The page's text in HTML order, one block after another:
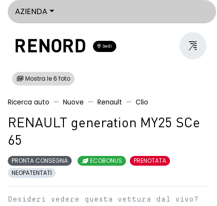
AZIENDA
Sedi
Mostra le 6 foto
Ricerca auto Nuove Renault Clio
RENAULT generation MY25 SCe
65
PRONTA CONSEGNA ECOBONUS
PRENOTATA
NEOPATENTATI
Desideri vedere questa vettura dal vivo?